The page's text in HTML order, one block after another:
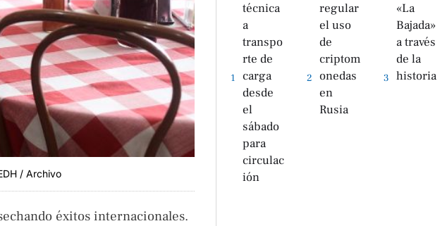
/ Archivo
éxitos internacionales.
1
técnica
a
transpo
rte de
carga
desde
el
sábado
para
circulac
ión
2
regular
el uso
de
criptom
onedas
en
Rusia
3
«La
Bajada»
a través
de la
historia